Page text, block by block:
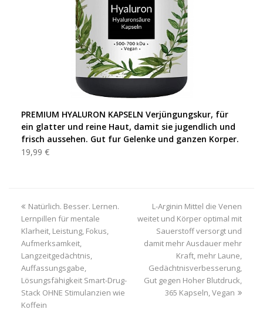
PREMIUM HYALURON KAPSELN Verjüngungskur, für
ein glatter und reine Haut, damit sie jugendlich und
frisch aussehen. Gut fur Gelenke und ganzen Korper.
19,99 €
vorheriger
Beitrag:
Natürlich. Besser. Lernen.
Lernpillen für mentale
Klarheit, Leistung, Fokus,
Aufmerksamkeit,
Langzeitgedächtnis,
Auffassungsgabe,
Lösungsfähigkeit Smart-Drug-
Stack OHNE Stimulanzien wie
Koffein
Nächster
Beitrag:
L-Arginin Mittel die Venen
weitet und Körper optimal mit
Sauerstoff versorgt und
damit mehr Ausdauer mehr
Kraft, mehr Laune,
Gedächtnisverbesserung,
Gut gegen Hoher Blutdruck,
365 Kapseln, Vegan